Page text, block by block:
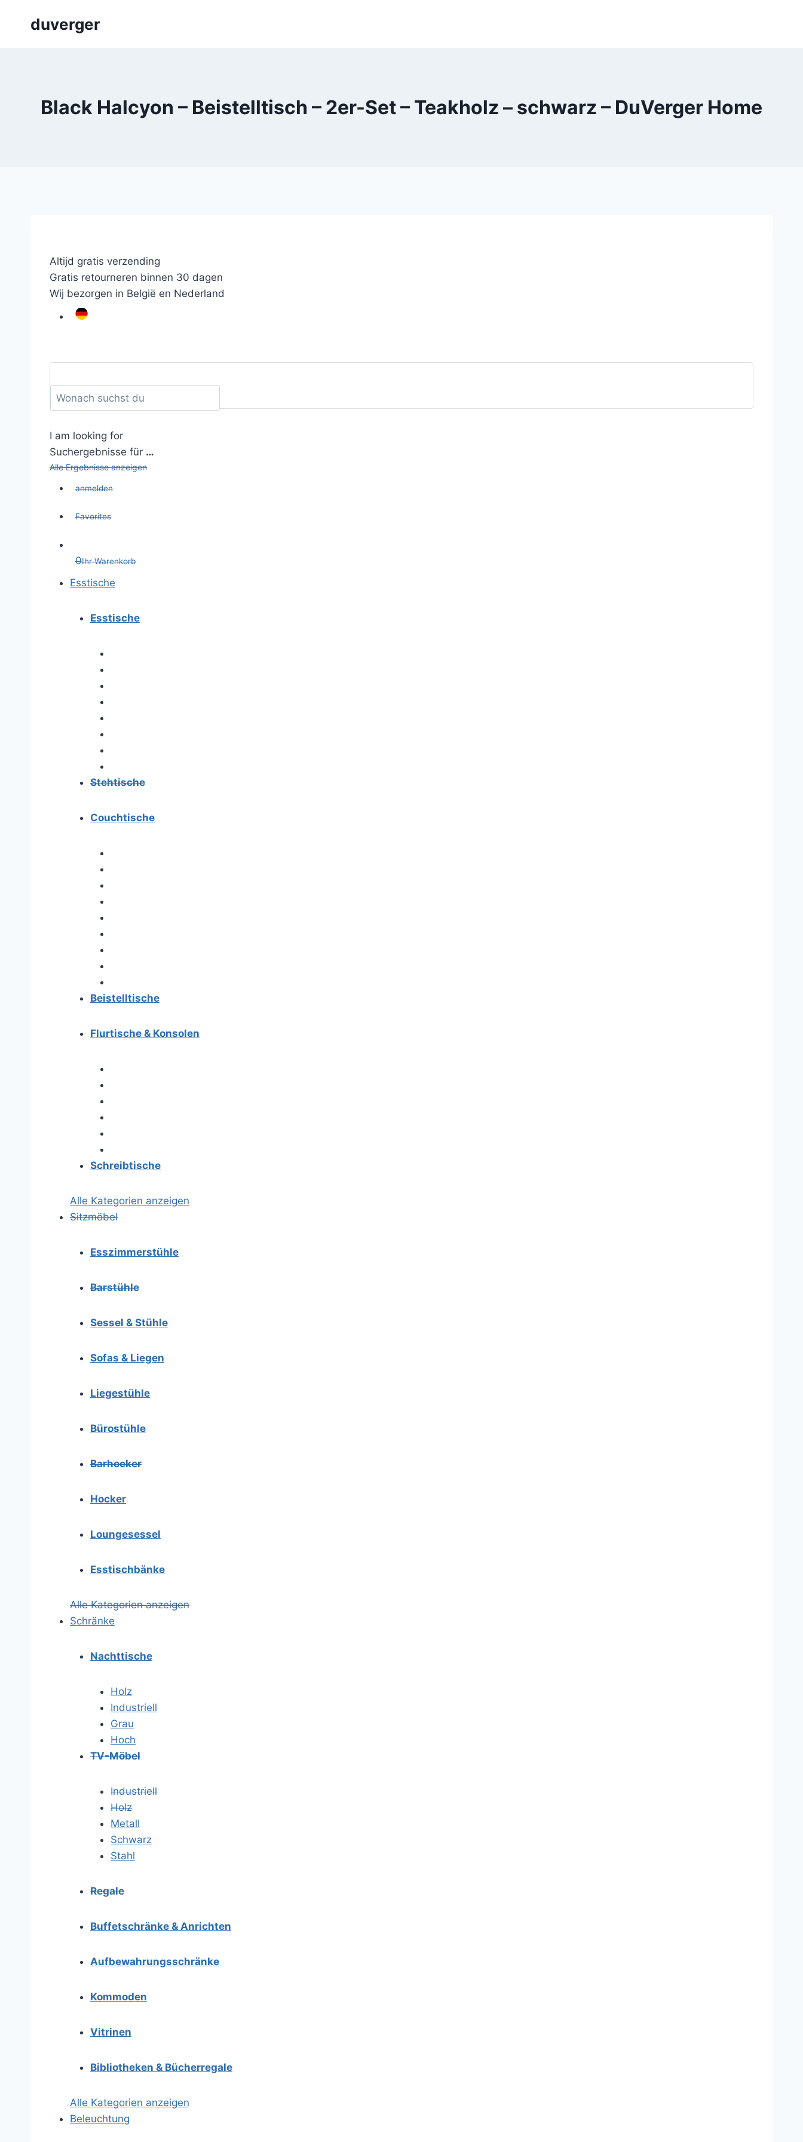
duverger
Black Halcyon – Beistelltisch – 2er-Set – Teakholz – schwarz – DuVerger Home
Altijd gratis verzending
Gratis retourneren binnen 30 dagen
Wij bezorgen in België en Nederland
I am looking for
Suchergebnisse für …
Alle Ergebnisse anzeigen
anmelden
Favorites
0Ihr Warenkorb
Esstische
Esstische
Stehtische
Couchtische
Beistelltische
Flurtische & Konsolen
Schreibtische
Alle Kategorien anzeigen
Sitzmöbel
Esszimmerstühle
Barstühle
Sessel & Stühle
Sofas & Liegen
Liegestühle
Bürostühle
Barhocker
Hocker
Loungesessel
Esstischbänke
Alle Kategorien anzeigen
Schränke
Nachttische
Holz
Industriell
Grau
Hoch
TV-Möbel
Industriell
Holz
Metall
Schwarz
Stahl
Regale
Buffetschränke & Anrichten
Aufbewahrungsschränke
Kommoden
Vitrinen
Bibliotheken & Bücherregale
Alle Kategorien anzeigen
Beleuchtung